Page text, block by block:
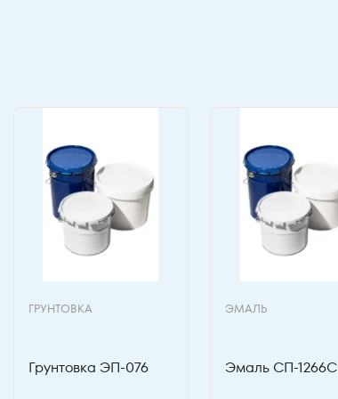
ГРУНТОВКА
Грунтовка ЭП-076
ЭМАЛЬ
Эмаль СП-1266С